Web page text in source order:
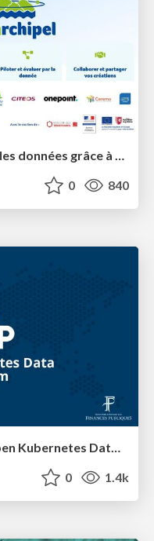
0 840
Les nouveautés d'OKDP - Open Kubernetes Data Platform
0 1.4k